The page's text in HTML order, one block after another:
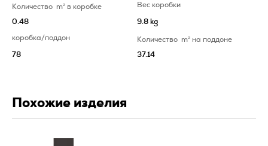
Количество m2 в коробке
0.48
Вес коробки
9.8 kg
коробка/поддон
78
Количествоm2 на поддоне
37.14
Похожие изделия